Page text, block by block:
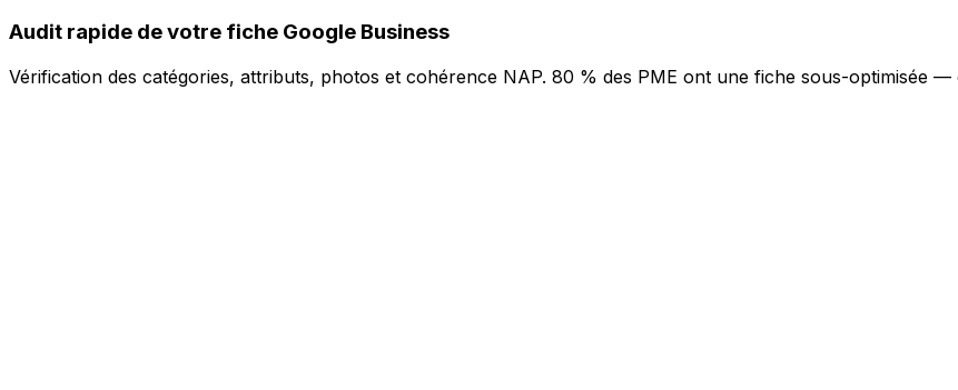
Audit rapide de votre fiche Google Business
Vérification des catégories, attributs, photos et cohérence NAP. 80 % des PME ont une fiche sous-optimisée